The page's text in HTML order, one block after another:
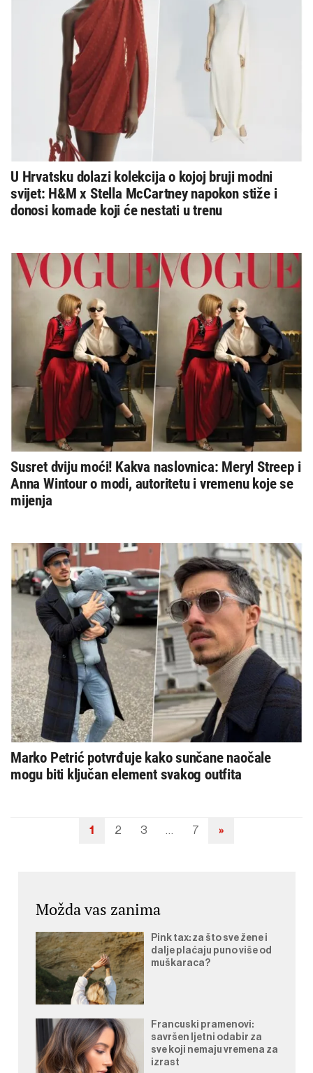
U Hrvatsku dolazi kolekcija o kojoj bruji modni
svijet: H&M x Stella McCartney napokon stiže i
donosi komade koji će nestati u trenu
Susret dviju moći! Kakva naslovnica: Meryl Streep i
Anna Wintour o modi, autoritetu i vremenu koje se
mijenja
Marko Petrić potvrđuje kako sunčane naočale
mogu biti ključan element svakog outfita
Navigacija
1 2 3 7 »
Možda vas zanima
Pink tax: za što sve žene i
dalje plaćaju puno više od
muškaraca?
Francuski pramenovi:
savršen ljetni odabir za
sve koji nemaju vremena za
izrast